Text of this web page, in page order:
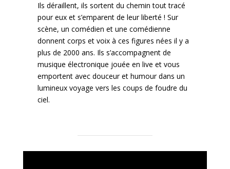
Ils déraillent, ils sortent du chemin tout tracé
pour eux et s’emparent de leur liberté ! Sur
scène, un comédien et une comédienne
donnent corps et voix à ces figures nées il y a
plus de 2000 ans. Ils s’accompagnent de
musique électronique jouée en live et vous
emportent avec douceur et humour dans un
lumineux voyage vers les coups de foudre du
ciel.